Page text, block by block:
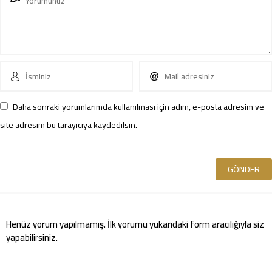
Daha sonraki yorumlarımda kullanılması için adım, e-posta adresim ve
site adresim bu tarayıcıya kaydedilsin.
Henüz yorum yapılmamış. İlk yorumu yukarıdaki form aracılığıyla siz
yapabilirsiniz.